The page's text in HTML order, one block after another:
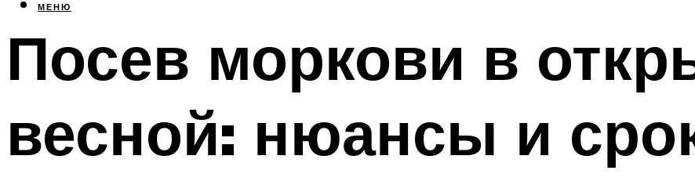
МЕНЮ
Посев моркови в
весной: нюансы и